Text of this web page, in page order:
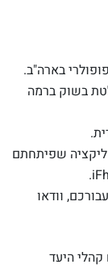
בשוק ברמה
שפיתחתם
וודאו
היעד